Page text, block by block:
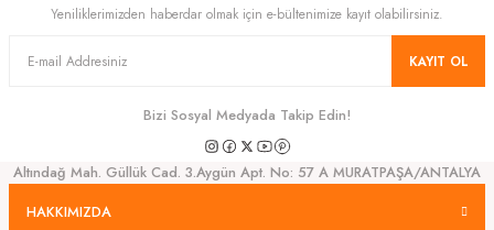
Yeniliklerimizden haberdar olmak için e-bültenimize kayıt olabilirsiniz.
KAYIT OL
Bizi Sosyal Medyada Takip Edin!
Altındağ Mah. Güllük Cad. 3.Aygün Apt. No: 57 A MURATPAŞA/ANTALYA
HAKKIMIZDA